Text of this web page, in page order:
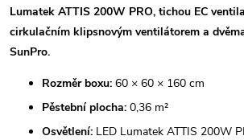
Lumatek ATTIS 200W PRO, tichou EC
cirkulačním klipsnovým ventilátorem a
SunPro.
Rozměr boxu: 60 × 60 × 160 cm
Pěstební plocha: 0,36 m²
Osvětlení: LED Lumatek ATTIS 200W